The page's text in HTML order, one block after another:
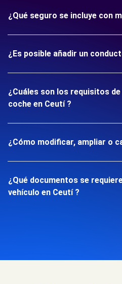
¿Qué seguro se incluye con
¿Es posible añadir un
¿Cuáles son los requisitos
coche en Ceutí ?
¿Cómo modificar, ampliar o
¿Qué documentos se
vehículo en Ceutí ?